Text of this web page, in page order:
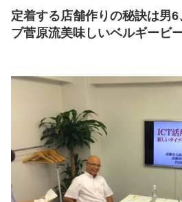
定着する店舗作りの秘訣は男
ブ菅原流美味しいベルギービ